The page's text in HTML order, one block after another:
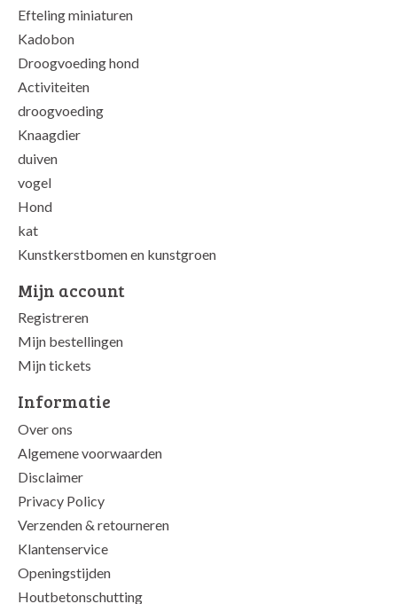
Efteling miniaturen
Kadobon
Droogvoeding hond
Activiteiten
droogvoeding
Knaagdier
duiven
vogel
Hond
kat
Kunstkerstbomen en kunstgroen
Mijn account
Registreren
Mijn bestellingen
Mijn tickets
Informatie
Over ons
Algemene voorwaarden
Disclaimer
Privacy Policy
Verzenden & retourneren
Klantenservice
Openingstijden
Houtbetonschutting